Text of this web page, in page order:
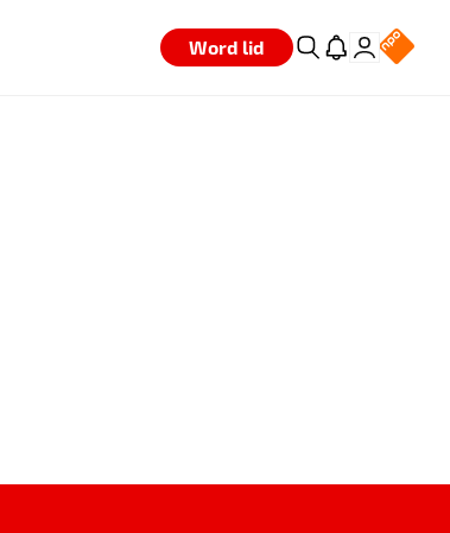
Word lid